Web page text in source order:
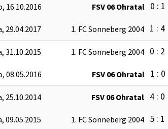
16.10.2016 FSV 06 Ohratal 0 : 1
29.04.2017 1. FC Sonneberg 2004 1 : 4
31.10.2015 1. FC Sonneberg 2004 0 : 2
08.05.2016 FSV 06 Ohratal 1 : 0
25.10.2014 FSV 06 Ohratal 4 : 0
09.05.2015 1. FC Sonneberg 2004 5 : 1